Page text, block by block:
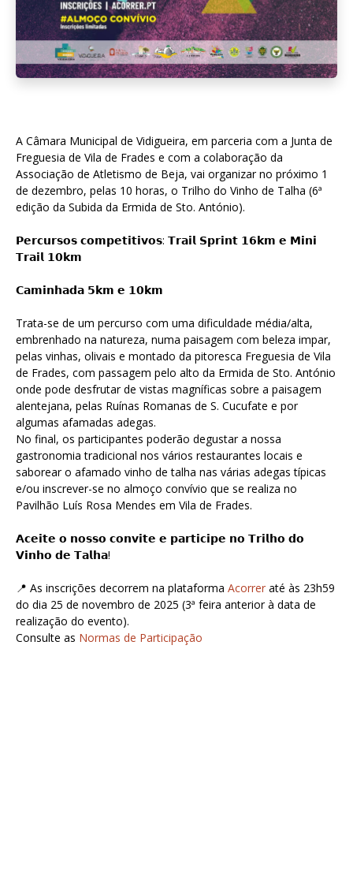
A Câmara Municipal de Vidigueira, em parceria com a Junta de
Freguesia de Vila de Frades e com a colaboração da
Associação de Atletismo de Beja, vai organizar no próximo 1
de dezembro, pelas 10 horas, o Trilho do Vinho de Talha (6ª
edição da Subida da Ermida de Sto. António).
𝗣𝗲𝗿𝗰𝘂𝗿𝘀𝗼𝘀 𝗰𝗼𝗺𝗽𝗲𝘁𝗶𝘁𝗶𝘃𝗼𝘀: 𝗧𝗿𝗮𝗶𝗹 𝗦𝗽𝗿𝗶𝗻𝘁 𝟭𝟲𝗸𝗺 𝗲 𝗠𝗶𝗻𝗶
𝗧𝗿𝗮𝗶𝗹 𝟭𝟬𝗸𝗺
𝗖𝗮𝗺𝗶𝗻𝗵𝗮𝗱𝗮 𝟱𝗸𝗺 𝗲 𝟭𝟬𝗸𝗺
Trata-se de um percurso com uma dificuldade média/alta,
embrenhado na natureza, numa paisagem com beleza impar,
pelas vinhas, olivais e montado da pitoresca Freguesia de Vila
de Frades, com passagem pelo alto da Ermida de Sto. António
onde pode desfrutar de vistas magníficas sobre a paisagem
alentejana, pelas Ruínas Romanas de S. Cucufate e por
algumas afamadas adegas.
No final, os participantes poderão degustar a nossa
gastronomia tradicional nos vários restaurantes locais e
saborear o afamado vinho de talha nas várias adegas típicas
e/ou inscrever-se no almoço convívio que se realiza no
Pavilhão Luís Rosa Mendes em Vila de Frades.
𝗔𝗰𝗲𝗶𝘁𝗲 𝗼 𝗻𝗼𝘀𝘀𝗼 𝗰𝗼𝗻𝘃𝗶𝘁𝗲 𝗲 𝗽𝗮𝗿𝘁𝗶𝗰𝗶𝗽𝗲 𝗻𝗼 𝗧𝗿𝗶𝗹𝗵𝗼 𝗱𝗼
𝗩𝗶𝗻𝗵𝗼 𝗱𝗲 𝗧𝗮𝗹𝗵𝗮!
📍 As inscrições decorrem na plataforma Acorrer até às 23h59
do dia 25 de novembro de 2025 (3ª feira anterior à data de
realização do evento).
Consulte as Normas de Participação